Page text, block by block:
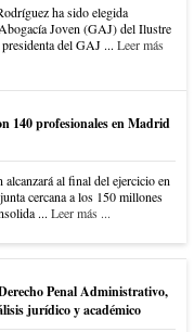
ha sido elegida
Joven (GAJ) del Ilustre
del GAJ ... Leer más
140 profesionales en Madrid
al final del ejercicio en
cercana a los 150 millones
... Leer más ...
Penal Administrativo,
jurídico y académico